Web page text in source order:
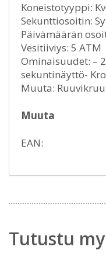
Koneistotyyppi:
Sekunttiosoitin:
Päivämäärän
Vesitiiviys: 5 ATM
Ominaisuudet: –
sekuntinäyttö-
Muuta:
Muuta
EAN:
Tutustu